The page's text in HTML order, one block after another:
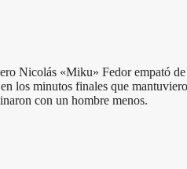
Nicolás «Miku» Fedor empató de
los minutos finales que
con un hombre menos.